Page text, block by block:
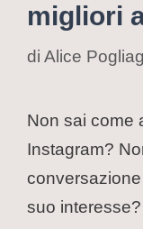
migliori
di Alice
Non sai come
Instagram?
suo